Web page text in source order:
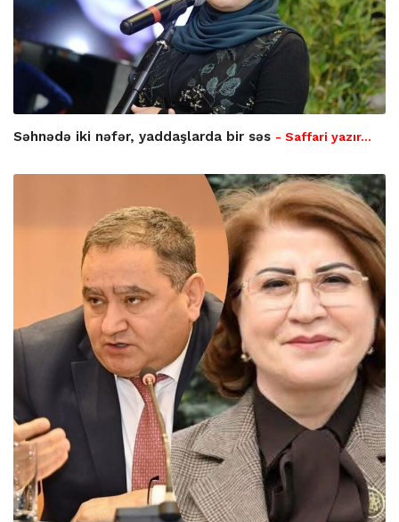
Səhnədə iki nəfər, yaddaşlarda bir səs - Saffari yazır…